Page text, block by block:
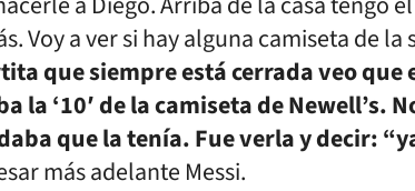
Voy a ver si hay alguna camiseta de la
que siempre está cerrada veo que
la ‘10′ de la camiseta de Newell’s.
que la tenía. Fue verla y decir:
más adelante Messi.